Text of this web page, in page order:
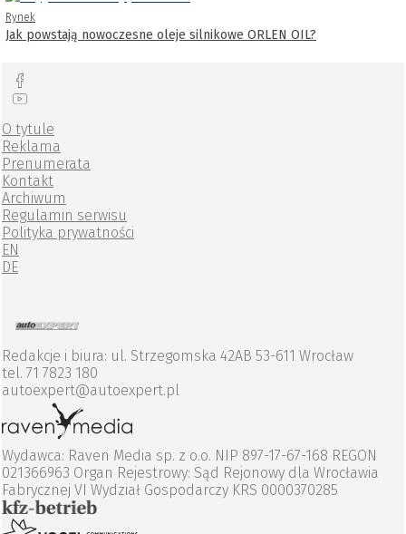
Rynek
Jak powstają nowoczesne oleje silnikowe ORLEN OIL?
O tytule
Reklama
Prenumerata
Kontakt
Archiwum
Regulamin serwisu
Polityka prywatności
EN
DE
Redakcje i biura: ul. Strzegomska 42AB 53-611 Wrocław
tel. 71 7823 180
autoexpert@autoexpert.pl
Wydawca: Raven Media sp. z o.o. NIP 897-17-67-168 REGON
021366963 Organ Rejestrowy: Sąd Rejonowy dla Wrocławia
Fabrycznej VI Wydział Gospodarczy KRS 0000370285